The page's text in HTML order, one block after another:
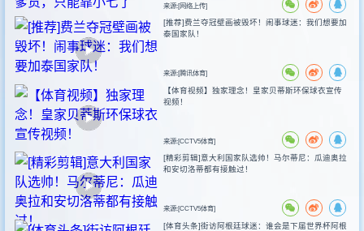
来源:[网络上传]
[推荐]费兰夺冠壁画被毁坏！闹事球迷：我们想要加
泰国家队！
来源:[腾讯体育]
【体育视频】独家理念！皇家贝蒂斯环保球衣宣传
视频！
来源:[CCTV5体育]
[精彩剪辑]意大利国家队选帅！马尔蒂尼：瓜迪奥拉
和安切洛蒂都有接触过！
来源:[CCTV5体育]
[体育头条]街访阿根廷球迷：谁会是下届世界杯阿根